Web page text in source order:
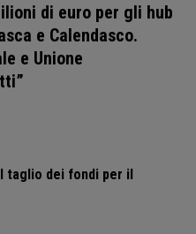
di euro per gli hub
e Calendasco.
e Unione
taglio dei fondi per il